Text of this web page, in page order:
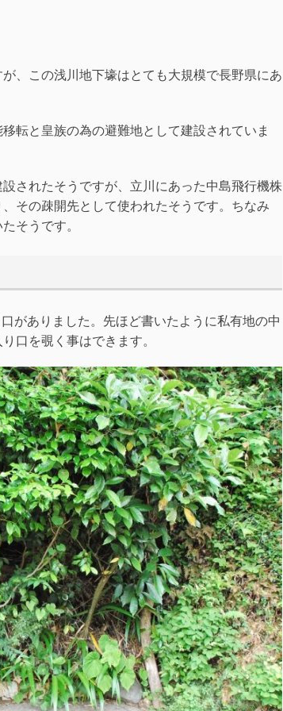
、この浅川地下壕はとても大規模で長野県にあ
転と皇族の為の避難地として建設されていま
されたそうですが、立川にあった中島飛行機株
その疎開先として使われたそうです。ちなみ
そうです。
がありました。先ほど書いたように私有地の中
口を覗く事はできます。